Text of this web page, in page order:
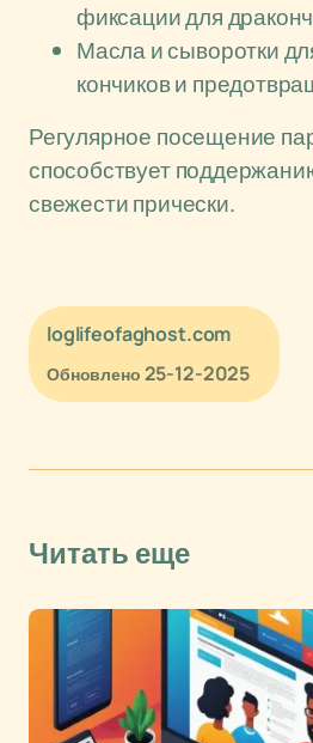
фиксации для
Масла и сыворотки
кончиков и
Регулярное посещение
способствует
свежести прически.
loglifeofaghost.com
Обновлено 25-12-2025
Читать еще